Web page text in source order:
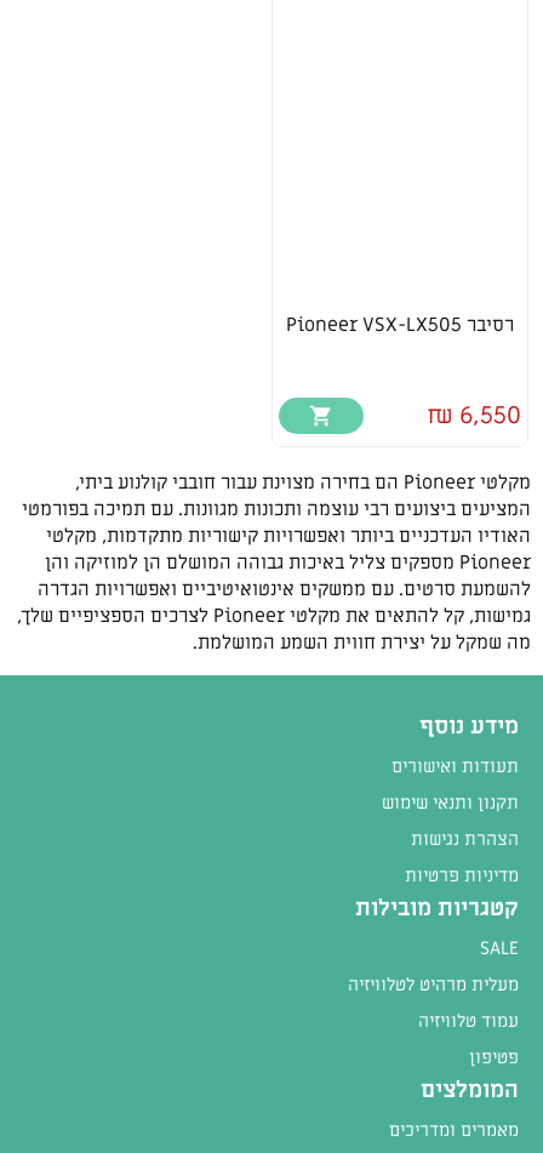
רסיבר Pioneer VSX-LX505
6,550 ₪
מקלטי Pioneer הם בחירה מצוינת עבור חובבי קולנוע ביתי,
המציעים ביצועים רבי עוצמה ותכונות מגוונות. עם תמיכה בפורמטי
האודיו העדכניים ביותר ואפשרויות קישוריות מתקדמות, מקלטי
Pioneer מספקים צליל באיכות גבוהה המושלם הן למוזיקה והן
להשמעת סרטים. עם ממשקים אינטואיטיביים ואפשרויות הגדרה
גמישות, קל להתאים את מקלטי Pioneer לצרכים הספציפיים שלך,
מה שמקל על יצירת חווית השמע המושלמת.
מידע נוסף
תעודות ואישורים
תקנון ותנאי שימוש
הצהרת נגישות
מדיניות פרטיות
קטגריות מובילות
SALE
מעלית מרהיט לטלוויזיה
עמוד טלוויזיה
פטיפון
המומלצים
מאמרים ומדריכים